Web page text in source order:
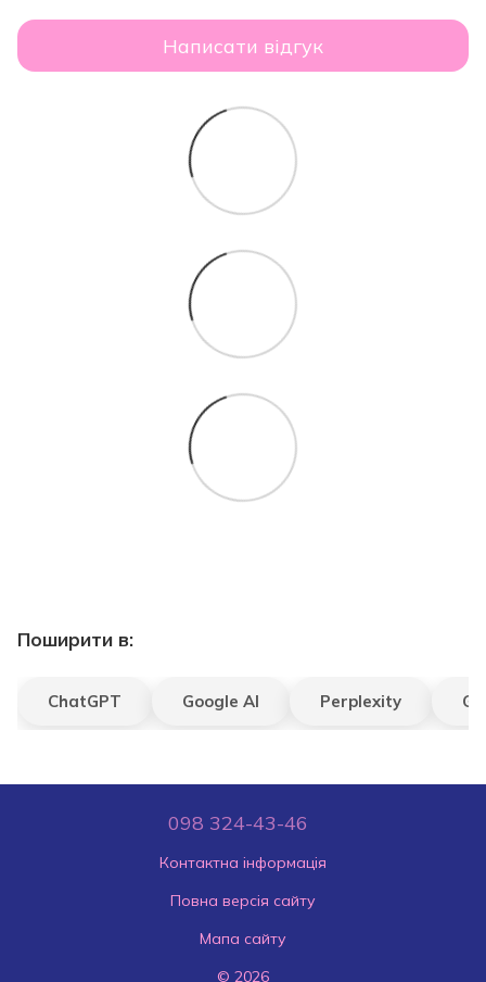
Написати відгук
Поширити в:
ChatGPT Google AI Perplexity
098 324-43-46
Контактна інформація
Повна версія сайту
Мапа сайту
© 2026